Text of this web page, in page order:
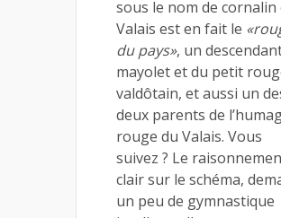
sous le nom de cornalin
Valais est en fait le
du pays», un
mayolet et du petit
valdôtain, et aussi un
deux parents de
rouge du Valais. Vous
suivez ? Le
clair sur le schéma,
un peu de gymnastique